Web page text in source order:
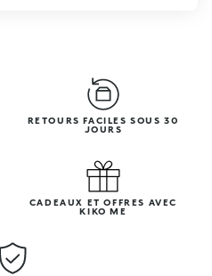
RETOURS FACILES SOUS 30
JOURS
CADEAUX ET OFFRES AVEC
KIKO ME